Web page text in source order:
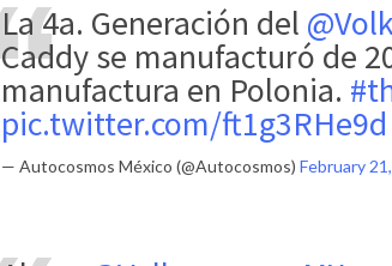
La 4a. Generación del
Caddy se manufacturó de
manufactura en Polonia.
pic.twitter.com/ft1g3RHe9d
— Autocosmos México (@Autocosmos) February